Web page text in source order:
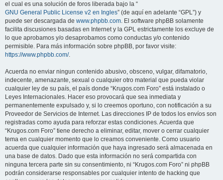
el cual es una solución de foros liberada bajo la “
GNU General Public License v2 en Ingles” (de aquí en adelante “GPL”) y
puede ser descargada de www.phpbb.com. El software phpBB solamente
facilita discusiones basadas en Internet y la GPL estrictamente los excluye de
lo que aprobamos y/o desaprobamos como conductas y/o contenido
permisible. Para más información sobre phpBB, por favor visite:
https://www.phpbb.com/.
Acuerda no enviar ningun contenido abusivo, obsceno, vulgar, difamatorio,
indecente, amenazante, sexual o cualquier otro material que pueda violar
cualquier ley de su país, el país donde “Krugos.com Foro” está instalado o
Leyes Internacionales. Hacer eso provocará que sea inmediata y
permanentemente expulsado y, si lo creemos oportuno, con notificación a su
Proveedor de Servicios de Internet. Las direcciones IP de todos los envíos son
registradas como ayuda para reforzar estas condiciones. Acuerda que
“Krugos.com Foro” tiene derecho a eliminar, editar, mover o cerrar cualquier
tema en cualquier momento que lo creamos conveniente. Como usuario
acuerda que cualquier información que haya ingresado será almacenada en
una base de datos. Dado que esta información no será compartida con
ninguna tercera parte sin su consentimiento, ni “Krugos.com Foro” ni phpBB
podrán considerarse responsables por cualquier intento de hacking que